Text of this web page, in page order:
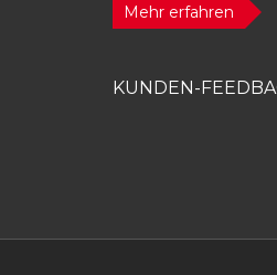
Mehr erfahren
KUNDEN-